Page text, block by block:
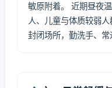
敏原附着。 近期昼夜
人、儿童与体质较弱
封闭场所，勤洗手、常